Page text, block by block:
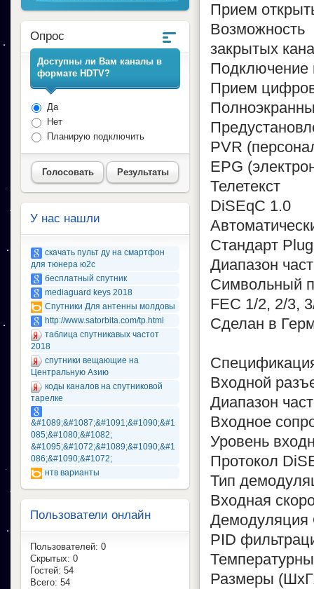
Прием
закрытых
Подключение
Прием
PVR
EPG
Телетекст
DiSEqC 1.0
Стандарт
Диапазон
Символьный
FEC 1/2, 2/3,
Сделан в
Входной
Диапазон
Входное
Уровень
Протокол
Тип
Входная
Демодуляция
PID
Размеры
Опрос
Доступны ли Вам каналы в
формате HDTV?
Да
Нет
Планирую подключить
Голосовать Результаты
У нас нашли
скачать пульт ду на смартфон
для тюнера ю2с
бесплатный спутник
mediaguard keys 2018
Спутники Для антенны молдовы
http://www.satorbita.com/tp.html
таблица спутникавых частот
2018
спутники вещающие на
Центральную Азию
коды каналов на спутниковой
тарелке
&#1089;&#1087;&#1091;&#1090;&#1
085;&#1080;&#1082;
&#1095;&#1072;&#1089;&#1090;&#1
086;&#1090;&#1072;
нтв варианты
Пользователи онлайн
Пользователей: 0
Скрытых: 0
Гостей: 54
Всего: 54